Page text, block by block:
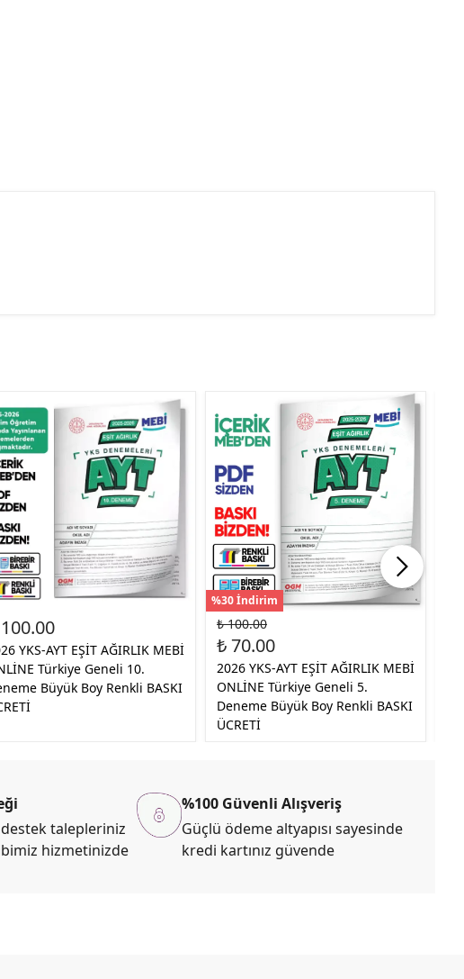
YKS-AYT EŞİT AĞIRLIK MEBİ
Türkiye Geneli 10.
Büyük Boy Renkli BASKI
%30 İndirim
₺ 100.00
₺ 70.00
2026 YKS-AYT EŞİT AĞIRLIK MEBİ
ONLİNE Türkiye Geneli 5.
Deneme Büyük Boy Renkli BASKI
ÜCRETİ
destek talepleriniz
hizmetinizde
%100 Güvenli Alışveriş
Güçlü ödeme altyapısı sayesinde
kredi kartınız güvende